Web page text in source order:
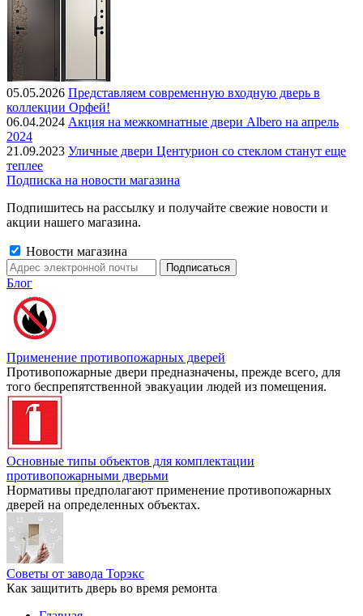
05.05.2026 Представляем современную входную дверь в
коллекции Орфей!
06.04.2024 Акция на межкомнатные двери Albero на апрель
2024
21.09.2023 Уличные двери Центурион со стеклом станут еще
теплее
Подписка на новости магазина
Подпишитесь на рассылку и получайте свежие новости и
акции нашего магазина.
Новости магазина
Блог
Применение противопожарных дверей
Противопожарные двери предназначены, прежде всего, для
того беспрепятственной эвакуации людей из помещения.
Основные типы объектов для комплектации
противопожарными дверьми
Нормативы предполагают применение противопожарных
дверей на определенных объектах.
Советы от завода Торэкс
Как защитить дверь во время ремонта